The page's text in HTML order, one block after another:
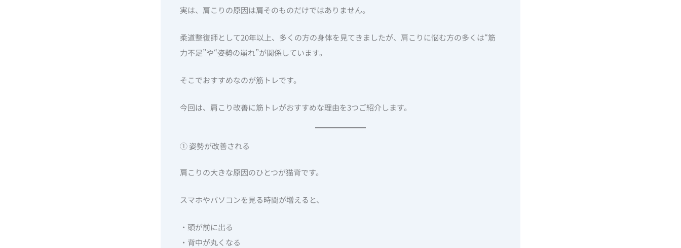
実は、肩こりの原因は肩そのものだけではありません。
柔道整復師として20年以上、多くの方の身体を見てきましたが、肩こりに悩む方の多くは“筋
力不足”や“姿勢の崩れ”が関係しています。
そこでおすすめなのが筋トレです。
今回は、肩こり改善に筋トレがおすすめな理由を3つご紹介します。
① 姿勢が改善される
肩こりの大きな原因のひとつが猫背です。
スマホやパソコンを見る時間が増えると、
・頭が前に出る
・背中が丸くなる